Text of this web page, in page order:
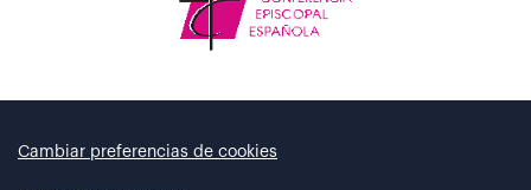
Cambiar preferencias de cookies